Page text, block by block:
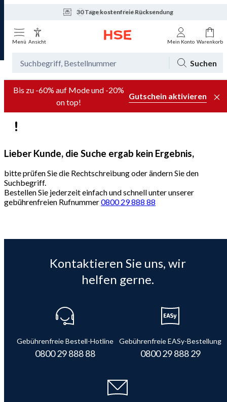
30 Tage kostenfreie Rücksendung
Tagesaktuelle Angebote
Menü Ansicht Mein Konto Warenkorb
Suchen
Bis zu -60% auf Mode und -20%
on top!
Gutschein aktivieren
Lieber Kunde, die Suche ergab kein Ergebnis,
bitte prüfen Sie die Rechtschreibung oder ändern Sie den
Suchbegriff.
Bestellen Sie jederzeit einfach und schnell unter unserer
gebührenfreien Rufnummer0800 29 888 88
Kontaktieren Sie uns, wir
helfen gerne.
Gebührenfreie Bestell-Hotline
0800 29 888 88
Gebührenfreie EASy-Bestellung
0800 29 888 29